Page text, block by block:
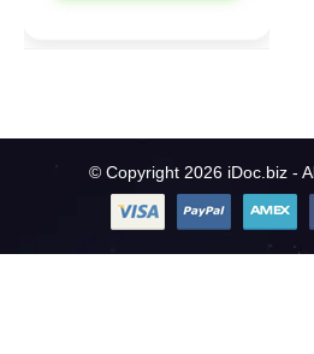
© Copyright 2026 iDoc.biz -